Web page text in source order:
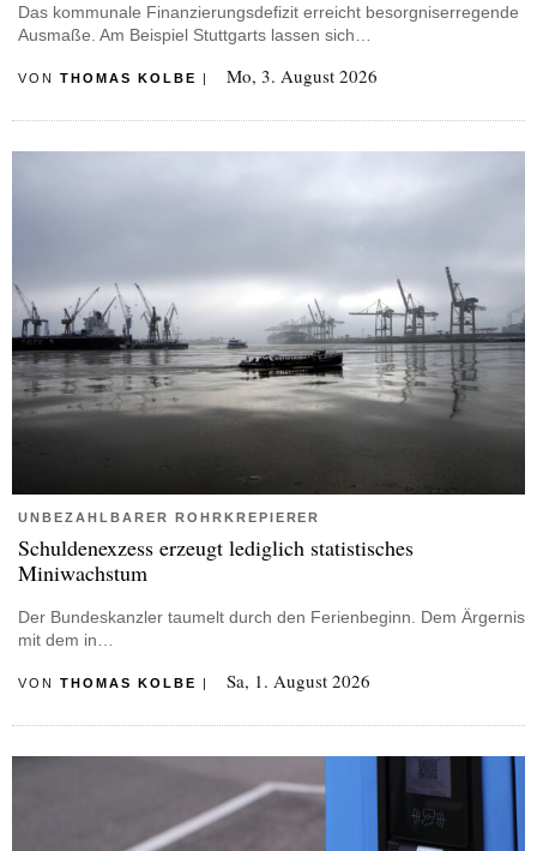
Das kommunale Finanzierungsdefizit erreicht besorgniserregende
Ausmaße. Am Beispiel Stuttgarts lassen sich…
VON THOMAS KOLBE | Mo, 3. August 2026
UNBEZAHLBARER ROHRKREPIERER
Schuldenexzess erzeugt lediglich statistisches
Miniwachstum
Der Bundeskanzler taumelt durch den Ferienbeginn. Dem Ärgernis
mit dem in…
VON THOMAS KOLBE | Sa, 1. August 2026